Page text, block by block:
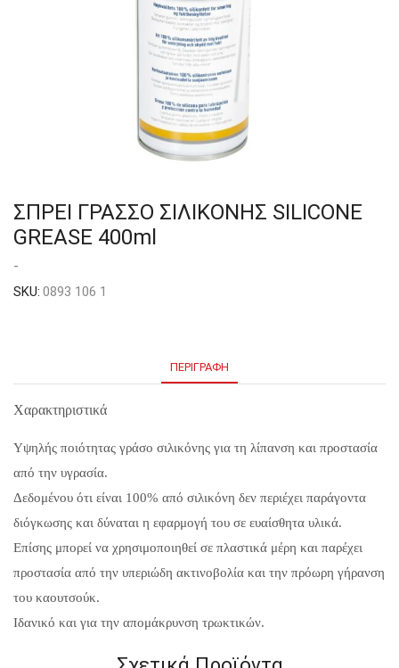
ΣΠΡΕΙ ΓΡΑΣΣΟ ΣΙΛΙΚΟΝΗΣ SILICONE
GREASE 400ml
-
SKU: 0893 106 1
ΠΕΡΙΓΡΑΦΉ
Χαρακτηριστικά
Yψηλής ποιότητας γράσο σιλικόνης για τη λίπανση και προστασία
από την υγρασία.
Δεδομένου ότι είναι 100% από σιλικόνη δεν περιέχει παράγοντα
διόγκωσης και δύναται η εφαρμογή του σε ευαίσθητα υλικά.
Επίσης μπορεί να χρησιμοποιηθεί σε πλαστικά μέρη και παρέχει
προστασία από την υπεριώδη ακτινοβολία και την πρόωρη γήρανση
του καουτσούκ.
Ιδανικό και για την απομάκρυνση τρωκτικών.